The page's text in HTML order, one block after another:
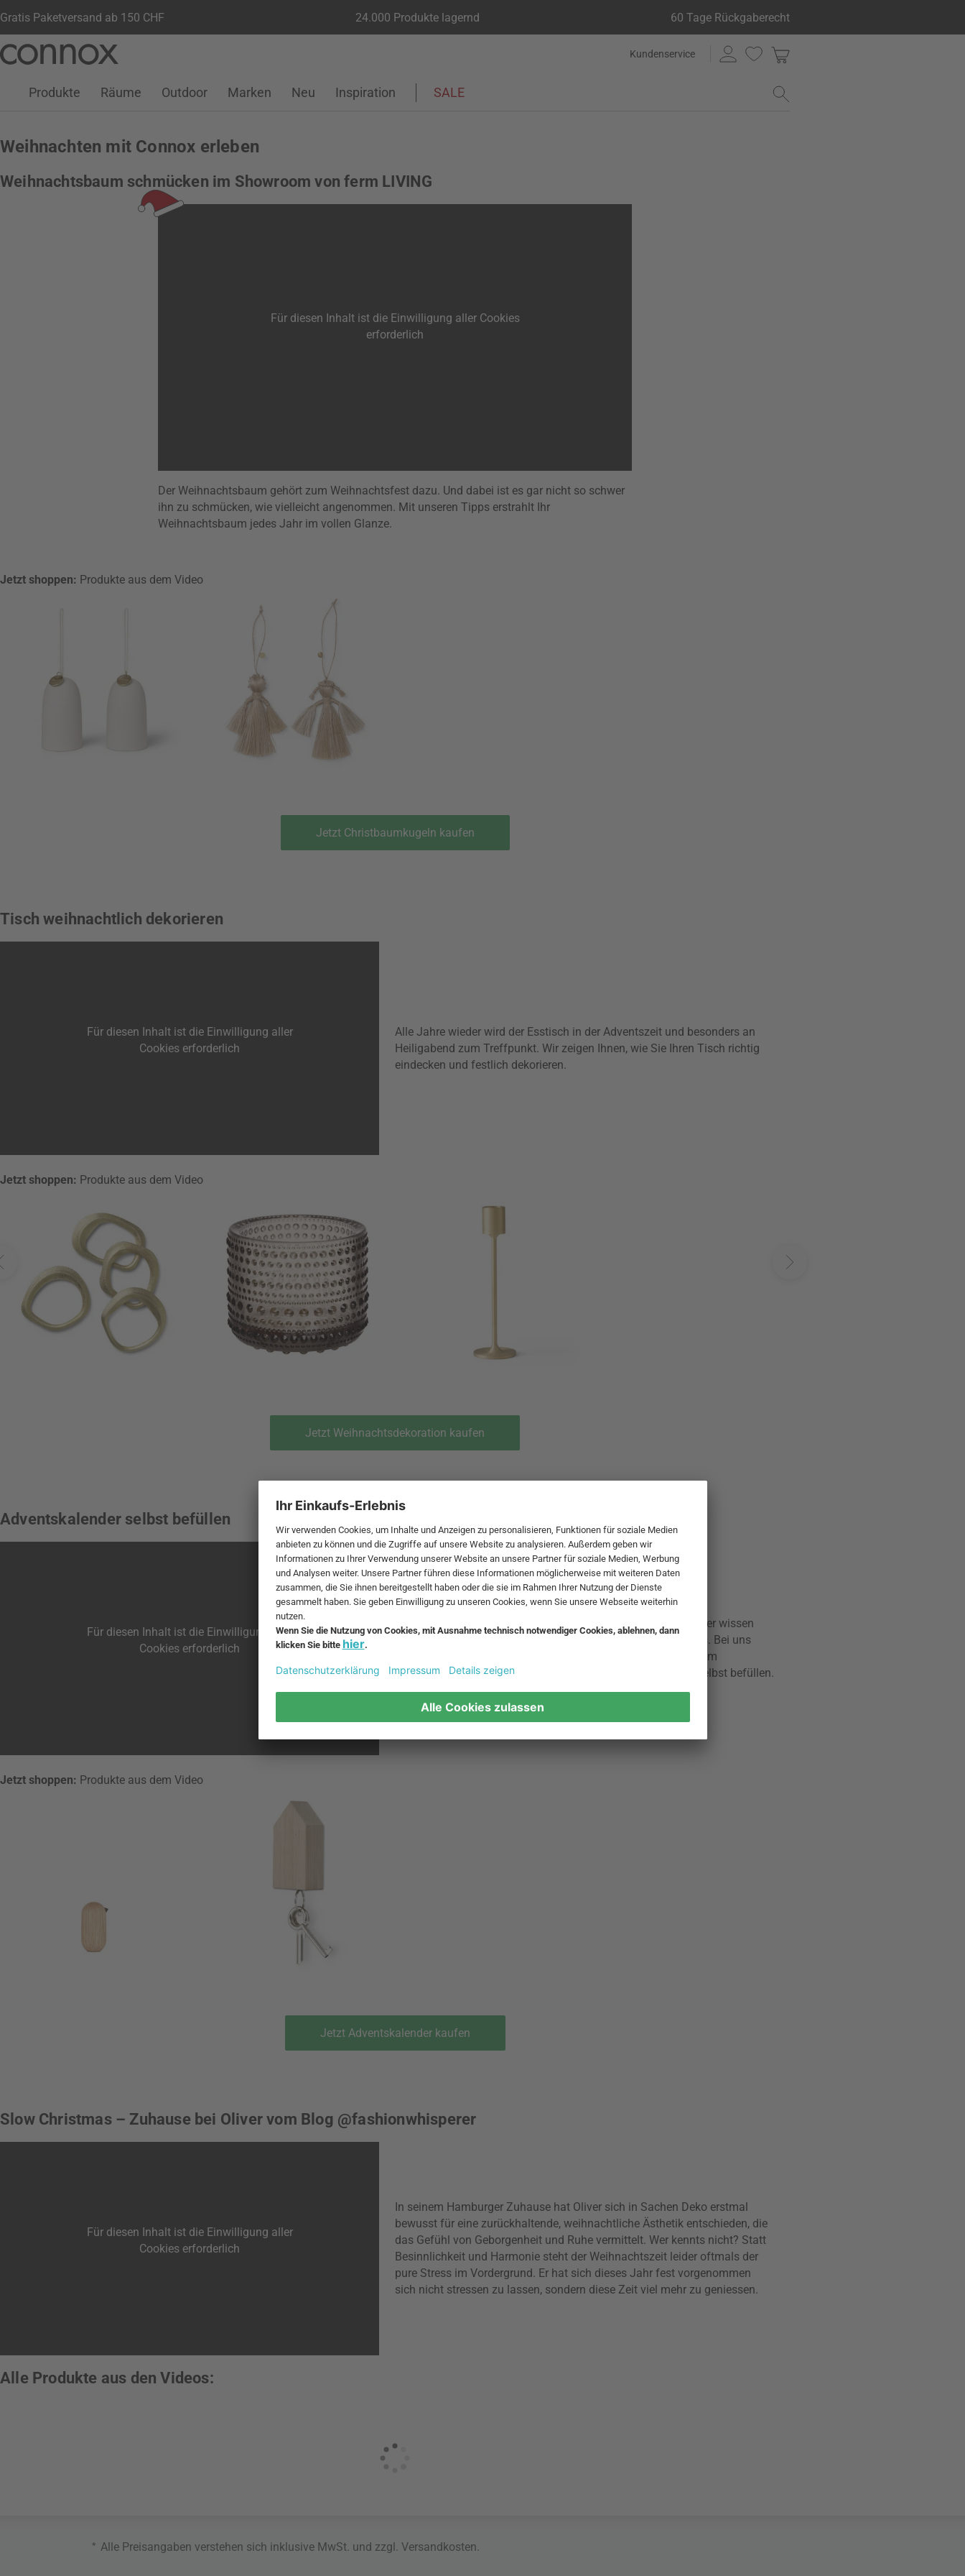
Gratis Paketversand ab 150 CHF 24.000 Produkte lagernd 60 Tage Rückgaberecht
Seiteninhalt
Suchfeld
Kundenservice
Kundenkonto
Wunschliste
Warenkorb
Produkte Räume Outdoor Marken Neu Inspiration SALE
Weihnachten mit Connox erleben
Weihnachtsbaum schmücken im Showroom von ferm LIVING
Für diesen Inhalt ist die Einwilligung aller Cookies
erforderlich
Der Weihnachtsbaum gehört zum Weihnachtsfest dazu. Und dabei ist es gar nicht so schwer
ihn zu schmücken, wie vielleicht angenommen. Mit unseren Tipps erstrahlt Ihr
Weihnachtsbaum jedes Jahr im vollen Glanze.
Jetzt shoppen: Produkte aus dem Video
Jetzt Christbaumkugeln kaufen
Tisch weihnachtlich dekorieren
Für diesen Inhalt ist die Einwilligung aller
Cookies erforderlich
Alle Jahre wieder wird der Esstisch in der Adventszeit und besonders an
Heiligabend zum Treffpunkt. Wir zeigen Ihnen, wie Sie Ihren Tisch richtig
eindecken und festlich dekorieren.
Jetzt shoppen: Produkte aus dem Video
Jetzt Weihnachtsdekoration kaufen
Adventskalender selbst befüllen
Für diesen Inhalt ist die Einwilligung aller
Cookies erforderlich
Sie wollen ihren Liebsten einen Adventskalender schenken, aber wissen
noch nicht wie? Ein selbst befüllter ist etwas ganz Besonderes. Bei uns
finden Sie eine grosse Auswahl verschiedener Kleinigkeiten zum
verschenken sowie unseren beliebten
zum selbst befüllen.
Jetzt shoppen: Produkte aus dem Video
Jetzt Adventskalender kaufen
Slow Christmas – Zuhause bei Oliver vom Blog @fashionwhisperer
Für diesen Inhalt ist die Einwilligung aller
Cookies erforderlich
In seinem Hamburger Zuhause hat Oliver sich in Sachen Deko erstmal
bewusst für eine zurückhaltende, weihnachtliche Ästhetik entschieden, die
das Gefühl von Geborgenheit und Ruhe vermittelt. Wer kennts nicht? Statt
Besinnlichkeit und Harmonie steht der Weihnachtszeit leider oftmals der
pure Stress im Vordergrund. Er hat sich dieses Jahr fest vorgenommen
sich nicht stressen zu lassen, sondern diese Zeit viel mehr zu geniessen.
Alle Produkte aus den Videos:
* Alle Preisangaben verstehen sich inklusive MwSt. und zzgl.Versandkosten.